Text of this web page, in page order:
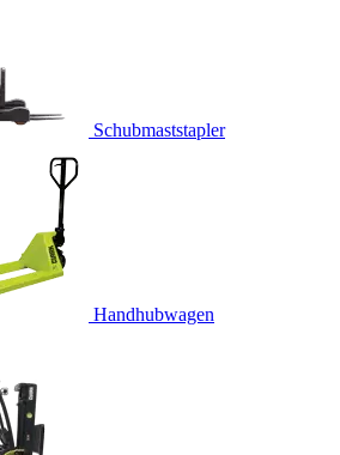
Schubmaststapler
Handhubwagen